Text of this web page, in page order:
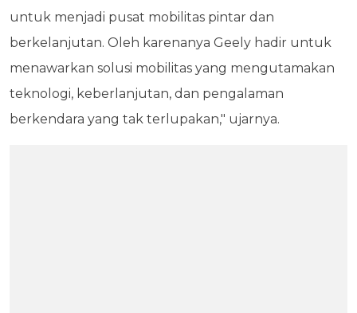
untuk menjadi pusat mobilitas pintar dan
berkelanjutan. Oleh karenanya Geely hadir untuk
menawarkan solusi mobilitas yang mengutamakan
teknologi, keberlanjutan, dan pengalaman
berkendara yang tak terlupakan," ujarnya.